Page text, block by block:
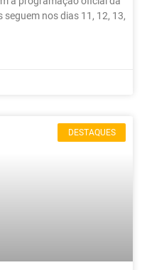
seguem nos dias 11, 12, 13,
DESTAQUES